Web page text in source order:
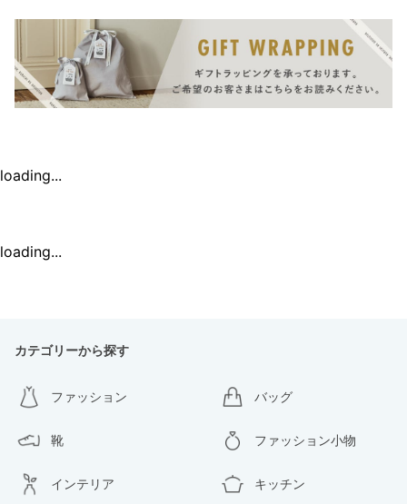
loading...
loading...
カテゴリーから探す
ファッション バッグ
靴 ファッション小物
インテリア キッチン